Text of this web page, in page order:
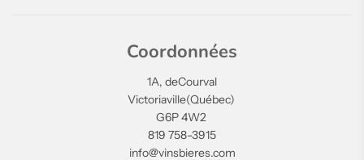
Coordonnées
1A, deCourval
Victoriaville(Québec)
G6P 4W2
819 758-3915
info@vinsbieres.com